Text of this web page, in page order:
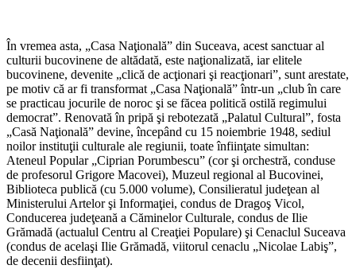
În vremea asta, „Casa Naţională” din Suceava, acest sanctuar al
culturii bucovinene de altădată, este naţionalizată, iar elitele
bucovinene, devenite „clică de acţionari şi reacţionari”, sunt arestate,
pe motiv că ar fi transformat „Casa Naţională” într-un „club în care
se practicau jocurile de noroc şi se făcea politică ostilă regimului
democrat”. Renovată în pripă şi rebotezată „Palatul Cultural”, fosta
„Casă Naţională” devine, începând cu 15 noiembrie 1948, sediul
noilor instituţii culturale ale regiunii, toate înfiinţate simultan:
Ateneul Popular „Ciprian Porumbescu” (cor şi orchestră, conduse
de profesorul Grigore Macovei), Muzeul regional al Bucovinei,
Biblioteca publică (cu 5.000 volume), Consilieratul judeţean al
Ministerului Artelor şi Informaţiei, condus de Dragoş Vicol,
Conducerea judeţeană a Căminelor Culturale, condus de Ilie
Grămadă (actualul Centru al Creaţiei Populare) şi Cenaclul Suceava
(condus de acelaşi Ilie Grămadă, viitorul cenaclu „Nicolae Labiş”,
de decenii desfiinţat).